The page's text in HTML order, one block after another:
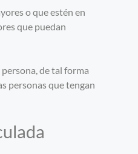
o que estén en
que puedan
de tal forma
personas que tengan